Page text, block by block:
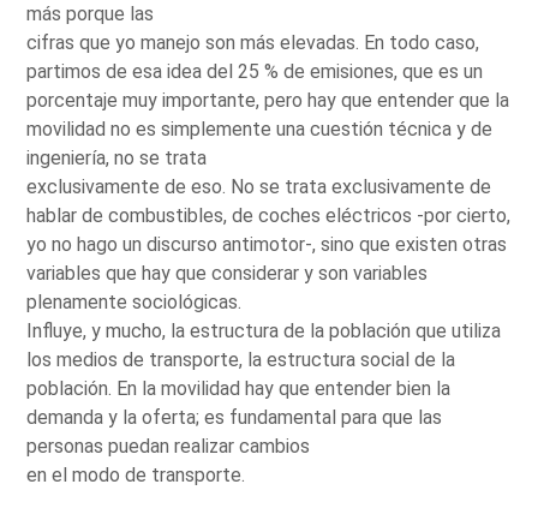
más porque las
cifras que yo manejo son más elevadas. En todo caso,
partimos de esa idea del 25 % de emisiones, que es un
porcentaje muy importante, pero hay que entender que la
movilidad no es simplemente una cuestión técnica y de
ingeniería, no se trata
exclusivamente de eso. No se trata exclusivamente de
hablar de combustibles, de coches eléctricos -por cierto,
yo no hago un discurso antimotor-, sino que existen otras
variables que hay que considerar y son variables
plenamente sociológicas.
Influye, y mucho, la estructura de la población que utiliza
los medios de transporte, la estructura social de la
población. En la movilidad hay que entender bien la
demanda y la oferta; es fundamental para que las
personas puedan realizar cambios
en el modo de transporte.